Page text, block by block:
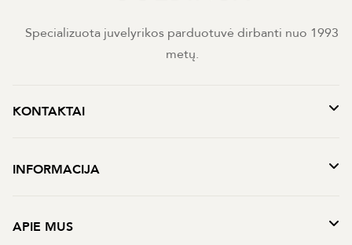
Specializuota juvelyrikos parduotuvė dirbanti nuo 1993
metų.
KONTAKTAI
INFORMACIJA
APIE MUS